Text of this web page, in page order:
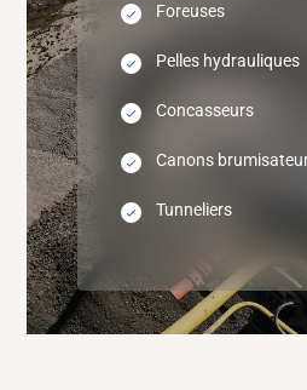
Foreuses
Pelles hydrauliques
Concasseurs
Canons
Tunneliers